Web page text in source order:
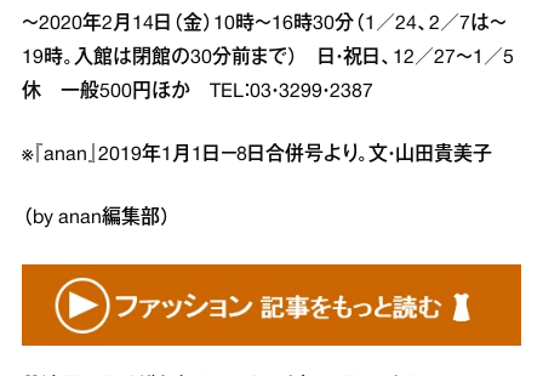
～2020年2月14日（金）10時～16時30分（1／24、2／7は～
19時。入館は閉館の30分前まで） 日・祝日、12／27～1／5
休 一般500円ほか TEL：03・3299・2387
※『anan』2019年1月1日－8日合併号より。文・山田貴美子
（by anan編集部）